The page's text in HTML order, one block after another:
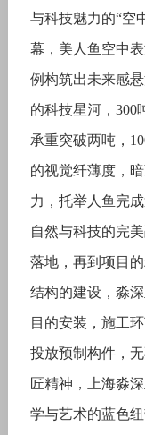
与科技魅力的“空
幕，美人鱼空中
例构筑出未来感
的科技星河，300
承重突破两吨，
的视觉纤薄度，
力，托举人鱼完
自然与科技的完
落地，再到项目
结构的建设，淼
目的安装，施工
投放预制构件，
匠精神，上海淼
学与艺术的蓝色